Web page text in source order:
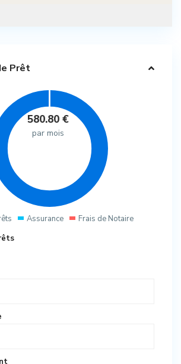
Prêt
580.80 €
par mois
Assurance
Frais de Notaire